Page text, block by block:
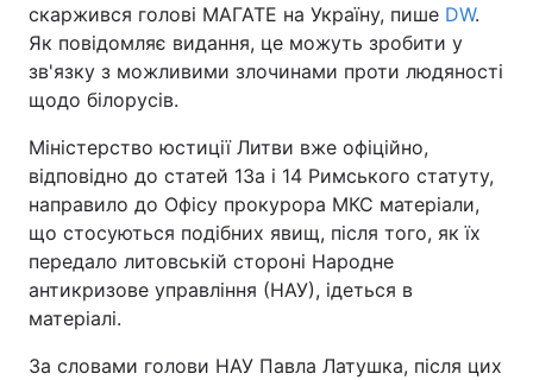
скаржився голові МАГАТЕ на Україну, пише DW.
Як повідомляє видання, це можуть зробити у
зв'язку з можливими злочинами проти людяності
щодо білорусів.
Міністерство юстиції Литви вже офіційно,
відповідно до статей 13а і 14 Римського статуту,
направило до Офісу прокурора МКС матеріали,
що стосуються подібних явищ, після того, як їх
передало литовській стороні Народне
антикризове управління (НАУ), ідеться в
матеріалі.
За словами голови НАУ Павла Латушка, після цих